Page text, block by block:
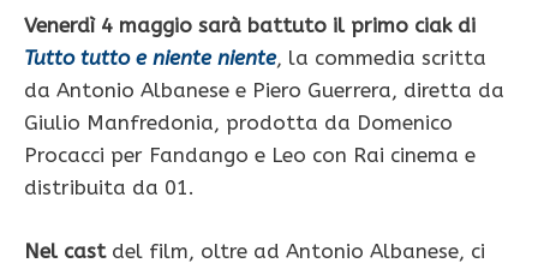
Venerdì 4 maggio sarà battuto il primo ciak di
Tutto tutto e niente niente, la commedia scritta
da Antonio Albanese e Piero Guerrera, diretta da
Giulio Manfredonia, prodotta da Domenico
Procacci per Fandango e Leo con Rai cinema e
distribuita da 01.
Nel castdel film, oltre ad Antonio Albanese, ci